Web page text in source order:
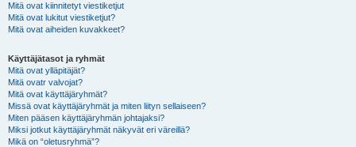
Mitä ovat kiinnitetyt viestiketjut
Mitä ovat lukitut viestiketjut?
Mitä ovat aiheiden kuvakkeet?
Käyttäjätasot ja ryhmät
Mitä ovat ylläpitäjät?
Mitä ovatr valvojat?
Mitä ovat käyttäjäryhmät?
Missä ovat käyttäjäryhmät ja miten liityn sellaiseen?
Miten pääsen käyttäjäryhmän johtajaksi?
Miksi jotkut käyttäjäryhmät näkyvät eri väreillä?
Mikä on “oletusryhmä”?